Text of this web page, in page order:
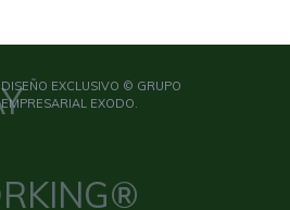
DISEÑO EXCLUSIVO © GRUPO
EMPRESARIAL EXODO.